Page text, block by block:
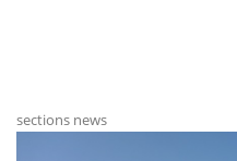
sections news